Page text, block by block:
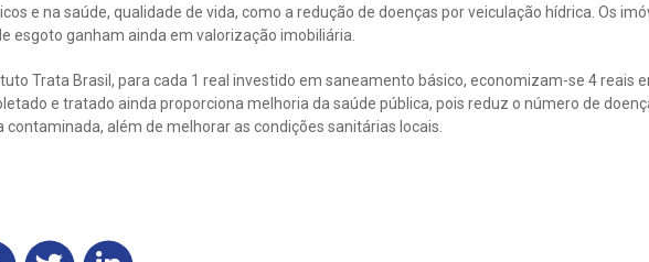
e na saúde, qualidade de vida, como a redução de doenças por veiculação hídrica. Os
esgoto ganham ainda em valorização imobiliária.
Trata Brasil, para cada 1 real investido em saneamento básico, economizam-se 4 reais
e tratado ainda proporciona melhoria da saúde pública, pois reduz o número de
contaminada, além de melhorar as condições sanitárias locais.